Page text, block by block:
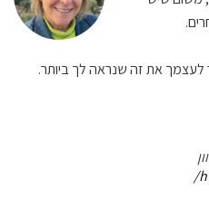
את זה שנראה לך ביותר.